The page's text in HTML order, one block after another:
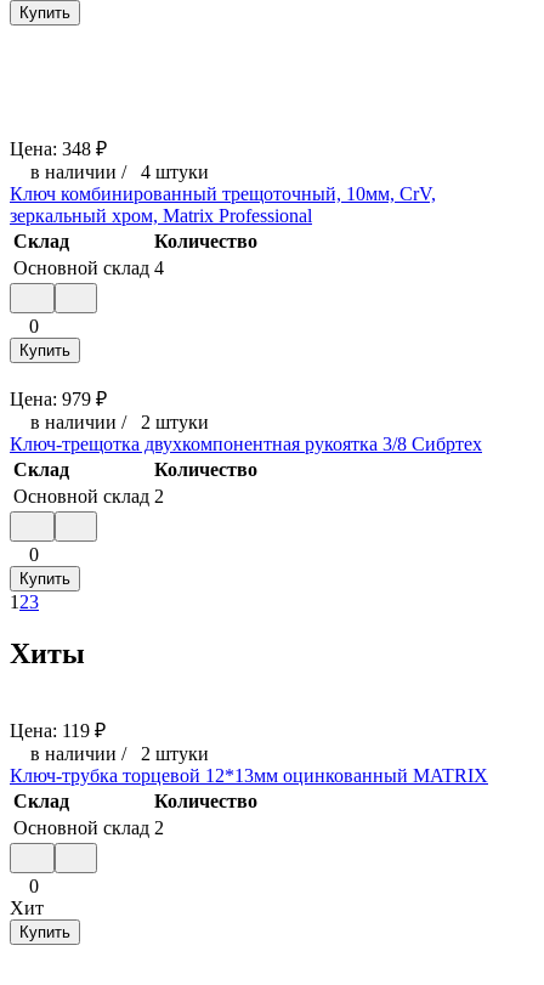
Купить
Цена: 348 ₽
в наличии / 4 штуки
Ключ комбинированный трещоточный, 10мм, CrV,
зеркальный хром, Matrix Professional
Склад
Количество
Основной склад 4
0
Купить
Цена: 979 ₽
в наличии / 2 штуки
Ключ-трещотка двухкомпонентная рукоятка 3/8 Сибртех
Склад
Количество
Основной склад 2
0
Купить
1 23
Хиты
Цена: 119 ₽
в наличии / 2 штуки
Ключ-трубка торцевой 12*13мм оцинкованный MATRIX
Склад
Количество
Основной склад 2
0
Хит
Купить